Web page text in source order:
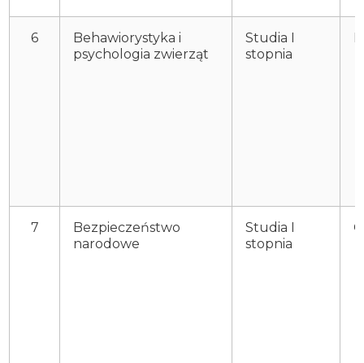
6
Behawiorystyka i
psychologia zwierząt
Studia I
stopnia
7
Bezpieczeństwo
narodowe
Studia I
stopnia